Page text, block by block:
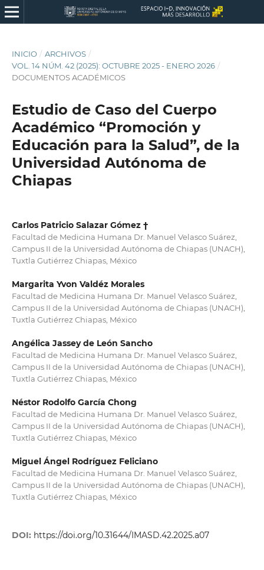
INICIO / ARCHIVOS /
VOL. 14 NÚM. 42 (2025): OCTUBRE 2025 - ENERO 2026 /
DOCUMENTOS ACADÉMICOS
Estudio de Caso del Cuerpo
Académico “Promoción y
Educación para la Salud”, de la
Universidad Autónoma de
Chiapas
Carlos Patricio Salazar Gómez †
Facultad de Medicina Humana Dr. Manuel Velasco Suárez,
Campus II de la Universidad Autónoma de Chiapas (UNACH),
Tuxtla Gutiérrez Chiapas, México
Margarita Yvon Valdéz Morales
Facultad de Medicina Humana Dr. Manuel Velasco Suárez,
Campus II de la Universidad Autónoma de Chiapas (UNACH),
Tuxtla Gutiérrez Chiapas, México
Angélica Jassey de León Sancho
Facultad de Medicina Humana Dr. Manuel Velasco Suárez,
Campus II de la Universidad Autónoma de Chiapas (UNACH),
Tuxtla Gutiérrez Chiapas, México
Néstor Rodolfo García Chong
Facultad de Medicina Humana Dr. Manuel Velasco Suárez,
Campus II de la Universidad Autónoma de Chiapas (UNACH),
Tuxtla Gutiérrez Chiapas, México
Miguel Ángel Rodríguez Feliciano
Facultad de Medicina Humana Dr. Manuel Velasco Suárez,
Campus II de la Universidad Autónoma de Chiapas (UNACH),
Tuxtla Gutiérrez Chiapas, México
DOI: https://doi.org/10.31644/IMASD.42.2025.a07